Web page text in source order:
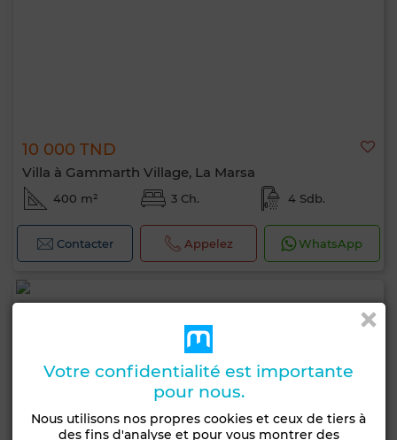
10 000 TND
Villa à Gammarth Village, La Marsa
400 m² 3 Ch. 4 Sdb.
Contacter Appelez WhatsApp
Votre confidentialité est importante
pour nous.
Nous utilisons nos propres cookies et ceux de tiers à
des fins d'analyse et pour vous montrer des